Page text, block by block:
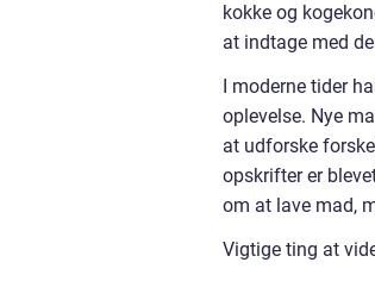
kokke og
at indtage med
I moderne tider
oplevelse. Nye
at udforske
opskrifter er
om at lave mad,
Vigtige ting at